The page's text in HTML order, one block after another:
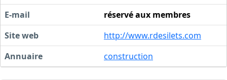
E-mail
réservé aux membres
Site web
http://www.rdesilets.com
Annuaire
construction